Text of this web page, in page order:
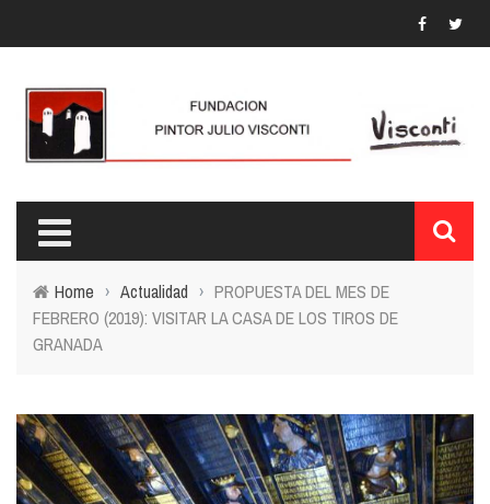
Home › Actualidad › PROPUESTA DEL MES DE
FEBRERO (2019): VISITAR LA CASA DE LOS TIROS DE
GRANADA